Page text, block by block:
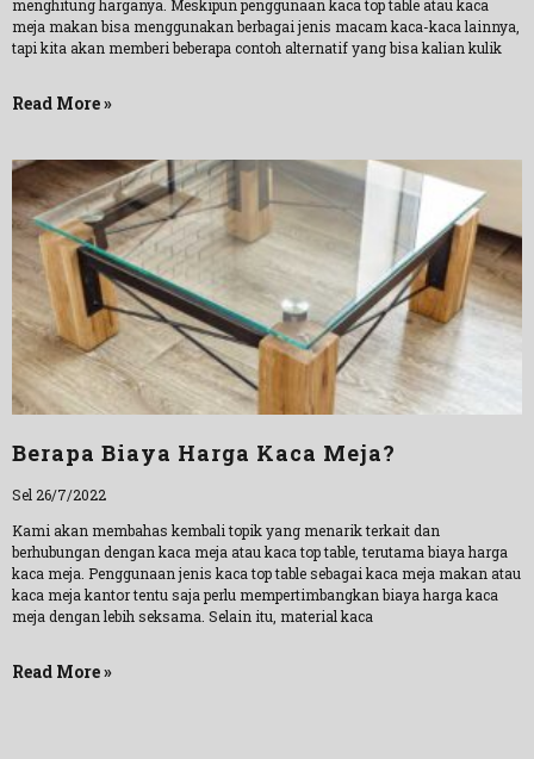
menghitung harganya. Meskipun penggunaan kaca top table atau kaca
meja makan bisa menggunakan berbagai jenis macam kaca-kaca lainnya,
tapi kita akan memberi beberapa contoh alternatif yang bisa kalian kulik
Read More »
Berapa Biaya Harga Kaca Meja?
Sel 26/7/2022
Kami akan membahas kembali topik yang menarik terkait dan
berhubungan dengan kaca meja atau kaca top table, terutama biaya harga
kaca meja. Penggunaan jenis kaca top table sebagai kaca meja makan atau
kaca meja kantor tentu saja perlu mempertimbangkan biaya harga kaca
meja dengan lebih seksama. Selain itu, material kaca
Read More »